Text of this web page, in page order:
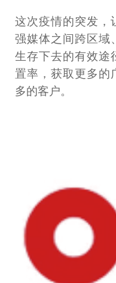
这次疫情的突发，
强媒体之间跨区域
生存下去的有效途
置率，获取更多的
多的客户。